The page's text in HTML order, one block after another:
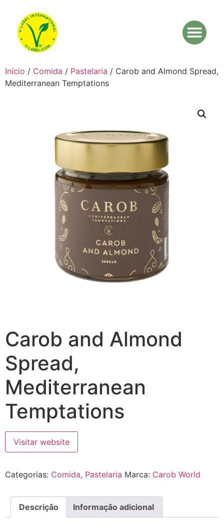
Início / Comida / Pastelaria / Carob and Almond Spread,
Mediterranean Temptations
Carob and Almond
Spread,
Mediterranean
Temptations
Visitar website
Categorias: Comida, Pastelaria Marca: Carob World
Descrição Informação adicional